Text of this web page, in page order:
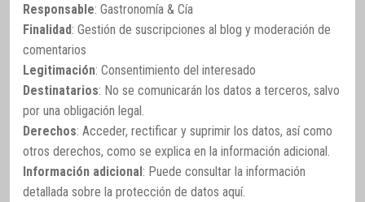
Responsable: Gastronomía & Cía
Finalidad: Gestión de suscripciones al blog y moderación de
comentarios
Legitimación: Consentimiento del interesado
Destinatarios: No se comunicarán los datos a terceros, salvo
por una obligación legal.
Derechos: Acceder, rectificar y suprimir los datos, así como
otros derechos, como se explica en la información adicional.
Información adicional: Puede consultar la información
detallada sobre la protección de datos aquí.